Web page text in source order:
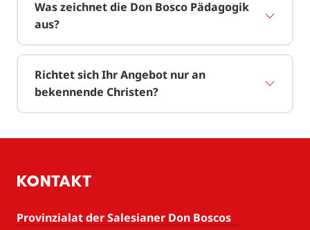
Was zeichnet die Don Bosco Pädagogik
aus?
Richtet sich Ihr Angebot nur an
bekennende Christen?
KONTAKT
Provinzialat der Salesianer Don Boscos